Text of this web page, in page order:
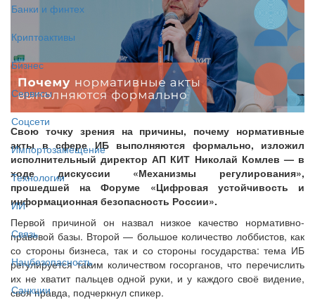
Банки и финтех
Криптоактивы
Бизнес
Сервисы
Соцсети
Импортозамещение
Технологии
ИИ
Связь
Нацбезопасность
Санкции
Свою точку зрения на причины, почему нормативные
акты в сфере ИБ выполняются формально, изложил
исполнительный директор АП КИТ Николай Комлев — в
ходе дискуссии «Механизмы регулирования»,
прошедшей на Форуме «Цифровая устойчивость и
информационная безопасность России».
Первой причиной он назвал низкое качество нормативно-
правовой базы. Второй — большое количество лоббистов, как
со стороны бизнеса, так и со стороны государства: тема ИБ
регулируется таким количеством госорганов, что перечислить
их не хватит пальцев одной руки, и у каждого своё видение,
своя правда, подчеркнул спикер.